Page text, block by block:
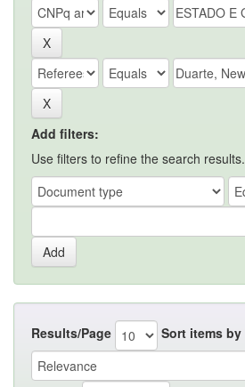
Add filters:
Use filters to refine the search results.
Results/Page Sort items by